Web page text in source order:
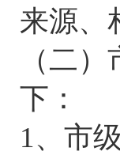
来源、
（二
下：
1、市